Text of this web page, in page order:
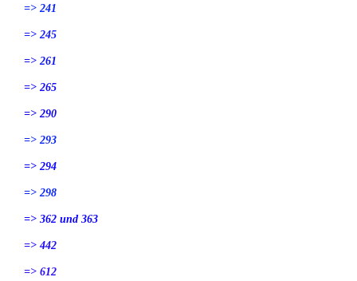
=> 241
=> 245
=> 261
=> 265
=> 290
=> 293
=> 294
=> 298
=> 362 und 363
=> 442
=> 612